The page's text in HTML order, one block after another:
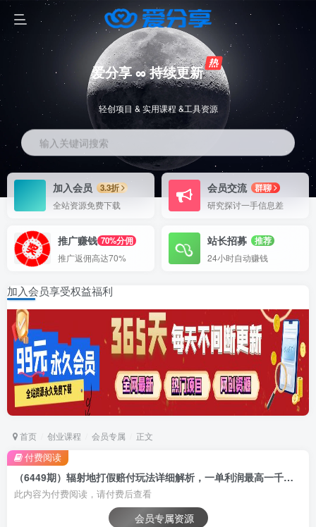
爱分享 ∞ 持续更新
轻创项目 & 实用课程 &工具资源
输入关键词搜索
加入会员
3.3折
全站资源免费下载
会员交流
群聊
研究探讨一手信息差
推广赚钱 70%分佣
推广返佣高达70%
站长招募
推荐
24小时自动赚钱
加入会员享受权益福利
首页 创业课程 会员专属 正文
（6449期）辐射地打假赔付玩法详细解析，一单利润最高一千（详细揭秘教程）
此内容为付费阅读，请付费后查看
会员专属资源
付费阅读